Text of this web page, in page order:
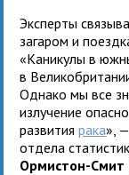
Эксперты
загаром и
«Каникулы в
в
Однако мы все
излучение
развитиярака»,
отдела
Ормистон-Смит